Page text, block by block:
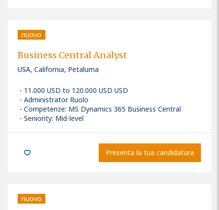
nuovo
Business Central Analyst
USA, California, Petaluma
11.000 USD to 120.000 USD USD
Administrator Ruolo
Competenze: MS Dynamics 365 Business Central
Seniority: Mid-level
Presenta la tua candidatura
nuovo